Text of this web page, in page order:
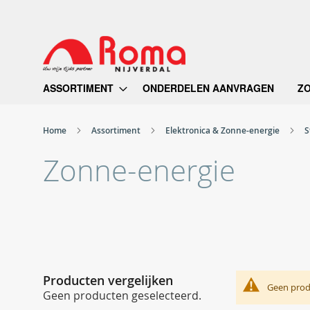
de
inhoud
ASSORTIMENT ONDERDELEN AANVRAGEN
Home Assortiment Elektronica & Zonne-energie
Zonne-energie
Geen
Producten vergelijken
Geen producten geselecteerd.